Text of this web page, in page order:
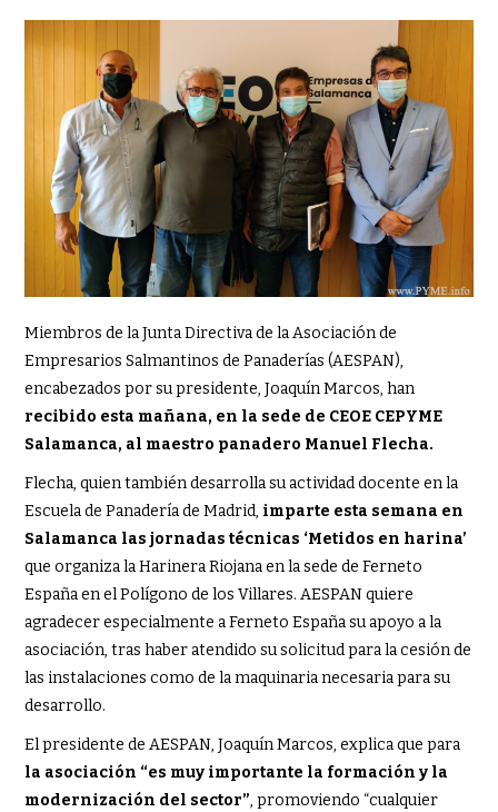
Miembros de la Junta Directiva de la Asociación de
Empresarios Salmantinos de Panaderías (AESPAN),
encabezados por su presidente, Joaquín Marcos, han
recibido esta mañana, en la sede de CEOE CEPYME
Salamanca, al maestro panadero Manuel Flecha.
Flecha, quien también desarrolla su actividad docente en la
Escuela de Panadería de Madrid, imparte esta semana en
Salamanca las jornadas técnicas ‘Metidos en harina’
que organiza la Harinera Riojana en la sede de Ferneto
España en el Polígono de los Villares. AESPAN quiere
agradecer especialmente a Ferneto España su apoyo a la
asociación, tras haber atendido su solicitud para la cesión de
las instalaciones como de la maquinaria necesaria para su
desarrollo.
El presidente de AESPAN, Joaquín Marcos, explica que para
la asociación “es muy importante la formación y la
modernización del sector”, promoviendo “cualquier